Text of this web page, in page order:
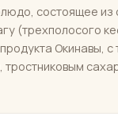
состоящее из
(трехполосого
Окинавы,
тростниковым